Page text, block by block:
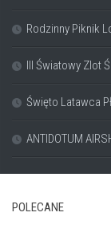
Rodzinny Piknik
III Światowy Zlot
Święto Latawca
ANTIDOTUM
POLECANE